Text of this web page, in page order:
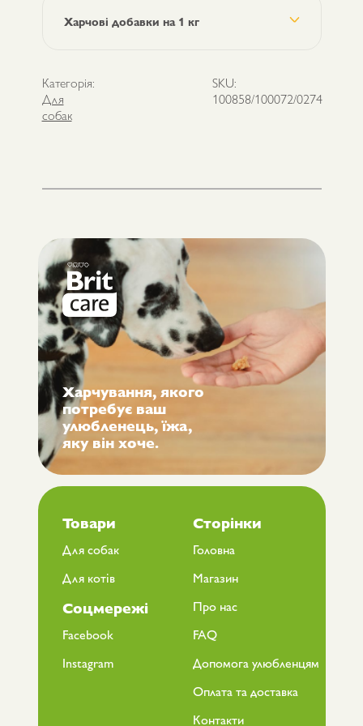
Харчові добавки на 1 кг
Категорія:
Для
собак
SKU:
100858/100072/0274
Харчування, якого
потребує ваш
улюбленець, їжа,
яку він хоче.
Товари
Для собак
Для котів
Сторінки
Головна
Магазин
Про нас
FAQ
Допомога улюбленцям
Оплата та доставка
Контакти
Соцмережі
Facebook
Instagram